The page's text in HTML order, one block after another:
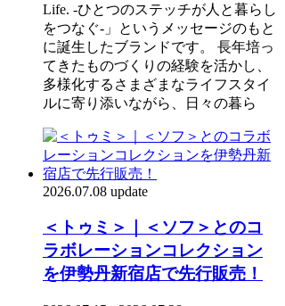
Life. -ひとつのステッチが人と暮らし
をつなぐ-」というメッセージのもと
に誕生したブランドです。 長年培っ
てきたものづくりの経験を活かし、
多様化するさまざまなライフスタイ
ルに寄り添いながら、日々の暮ら
2026.07.08 update
＜トゥミ＞｜＜ソフ＞とのコ
ラボレーションコレクション
を伊勢丹新宿店で先行販売！